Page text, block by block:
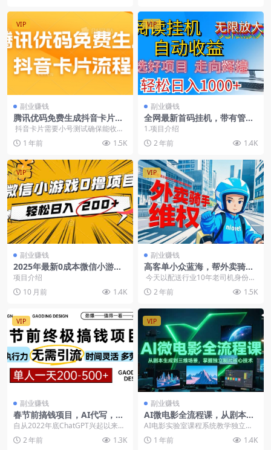
VIP
副业赚钱
腾讯优码免费生成抖音卡片流
程（文档教程）
抖音卡片需要小号测试确保能收到
否则就还是得上园码跟账号权重有
关系就像...
1 年前 1.5K
VIP
副业赚钱
全网最新首码挂机，带有管道
收益，轻松日入1000+无上限
1.项目介绍
2 年前
1.4K
VIP
副业赚钱
2025年最新0成本微信小游戏
撸收益小项目，轻松日入200+
项目介绍
10 月前
1.4K
VIP
副业赚钱
高客单小众蓝海，帮外卖骑手
维权，赚取高额收益【飞书文
档】
今天以配送行业10年老司机身份分
享项目，分享一个主副业都可以去
做，高...
2 年前 1.5K
VIP
副业赚钱
春节前搞钱项目，AI代写，纯
执行力项目，无需引流、时间
灵活、多劳多得
自从2022年底ChatGPT兴起以来，
AI技术已经逐渐替代了许多人工工
作，如编...
2 年前 1.3K
VIP
副业赚钱
AI微电影全流程课，从剧本生
成到三维场景，掌握独立制片
核心技术
AI电影实验室课程系统教学独立制
作微电影全流程，涵盖AI剧本创
作、DALL·E/...
1 年前 1.4K